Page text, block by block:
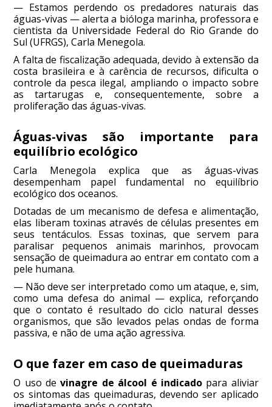
— Estamos perdendo os predadores naturais das
águas-vivas — alerta a bióloga marinha, professora e
cientista da Universidade Federal do Rio Grande do
Sul (UFRGS), Carla Menegola.
A falta de fiscalização adequada, devido à extensão da
costa brasileira e à carência de recursos, dificulta o
controle da pesca ilegal, ampliando o impacto sobre
as tartarugas e, consequentemente, sobre a
proliferação das águas-vivas.
Águas-vivas são importante para
equilíbrio ecológico
Carla Menegola explica que as águas-vivas
desempenham papel fundamental no equilíbrio
ecológico dos oceanos.
Dotadas de um mecanismo de defesa e alimentação,
elas liberam toxinas através de células presentes em
seus tentáculos. Essas toxinas, que servem para
paralisar pequenos animais marinhos, provocam
sensação de queimadura ao entrar em contato com a
pele humana.
— Não deve ser interpretado como um ataque, e, sim,
como uma defesa do animal — explica, reforçando
que o contato é resultado do ciclo natural desses
organismos, que são levados pelas ondas de forma
passiva, e não de uma ação agressiva.
O que fazer em caso de queimaduras
O uso devinagre de álcool é indicadopara aliviar
os sintomas das queimaduras, devendo ser aplicado